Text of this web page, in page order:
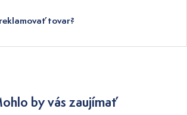
tovar?
by vás zaujímať